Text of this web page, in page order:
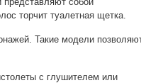
торчит туалетная щетка.
Такие модели
с глушителем или